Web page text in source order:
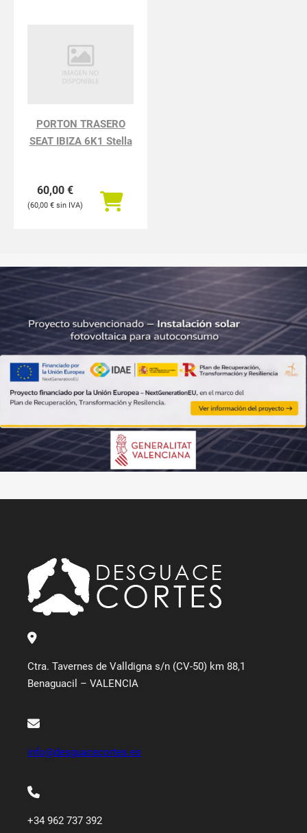
PORTON TRASERO
SEAT IBIZA 6K1 Stella
60,00 €
60,00 €
Ctra. Tavernes de Valldigna s/n (CV-50) km 88,1
Benaguacil – VALENCIA
info@desguacecortes.es
+34 962 737 392